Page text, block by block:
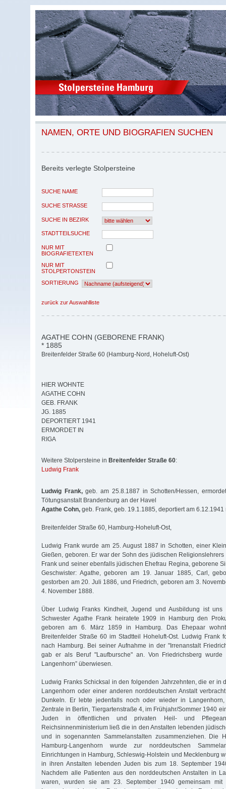
NAMEN, ORTE UND BIOGRAFIEN SUCHEN
Bereits verlegte Stolpersteine
SUCHE NAME
SUCHE STRASSE
SUCHE IN BEZIRK
STADTTEILSUCHE
NUR MIT
BIOGRAFIETEXTEN
NUR MIT
STOLPERTONSTEIN
SORTIERUNG
zurück zur Auswahlliste
AGATHE COHN (GEBORENE FRANK)
* 1885
Breitenfelder Straße 60 (Hamburg-Nord, Hoheluft-Ost)
HIER WOHNTE
AGATHE COHN
GEB. FRANK
JG. 1885
DEPORTIERT 1941
ERMORDET IN
RIGA
Weitere Stolpersteine in Breitenfelder Straße 60:
Ludwig Frank
Ludwig Frank,geb. am 25.8.1887 in Schotten/Hessen,
Tötungsanstalt Brandenburg an der Havel
Agathe Cohn, geb. Frank, geb. 19.1.1885, deportiert am
Breitenfelder Straße 60, Hamburg-Hoheluft-Ost,
Ludwig Frank wurde am 25. August 1887 in Schotten, einer
Gießen, geboren. Er war der Sohn des jüdischen
Frank und seiner ebenfalls jüdischen Ehefrau Regina, geborene
Geschwister: Agathe, geboren am 19. Januar 1885, Carl,
gestorben am 20. Juli 1886, und Friedrich, geboren am 3.
4. November 1888.
Über Ludwig Franks Kindheit, Jugend und Ausbildung ist uns
Schwester Agathe Frank heiratete 1909 in Hamburg den
geboren am 6. März 1859 in Hamburg. Das Ehepaar
Breitenfelder Straße 60 im Stadtteil Hoheluft-Ost. Ludwig Frank
nach Hamburg. Bei seiner Aufnahme in der "Irrenanstalt
gab er als Beruf "Laufbursche" an. Von Friedrichsberg
Langenhorn” überwiesen.
Ludwig Franks Schicksal in den folgenden Jahrzehnten, die er in
Langenhorn oder einer anderen norddeutschen Anstalt
Dunkeln. Er lebte jedenfalls noch oder wieder in
Zentrale in Berlin, Tiergartenstraße 4, im Frühjahr/Sommer 1940
Juden in öffentlichen und privaten Heil- und
Reichsinnenministerium ließ die in den Anstalten lebenden
und in sogenannten Sammelanstalten zusammenziehen. Die
Hamburg-Langenhorn wurde zur norddeutschen
Einrichtungen in Hamburg, Schleswig-Holstein und Mecklenburg
in ihren Anstalten lebenden Juden bis zum 18. September
Nachdem alle Patienten aus den norddeutschen Anstalten in
waren, wurden sie am 23. September 1940 gemeinsam